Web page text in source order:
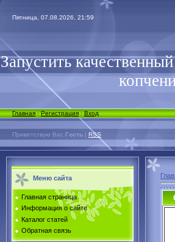
Пятница, 07.08.2026, 21:59
Запустить
Главная|Регистрация|Вход
Приветствую Вас Гость | RSS
Меню сайта
Главная страница
Информация о сайте
Каталог статей
Обратная связь